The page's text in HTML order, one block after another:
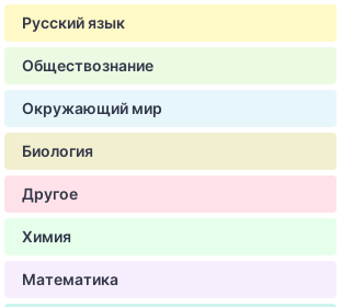
Русский язык
Обществознание
Окружающий мир
Биология
Другое
Химия
Математика